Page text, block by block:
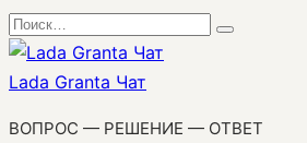
Перейти
к
содержанию
Search
for:
Lada Granta Чат
ВОПРОС — РЕШЕНИЕ — ОТВЕТ